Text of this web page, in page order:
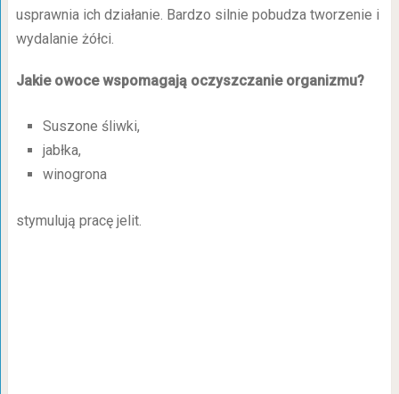
usprawnia ich działanie. Bardzo silnie pobudza tworzenie i
wydalanie żółci.
Jakie owoce wspomagają oczyszczanie organizmu?
Suszone śliwki,
jabłka,
winogrona
stymulują pracę jelit.